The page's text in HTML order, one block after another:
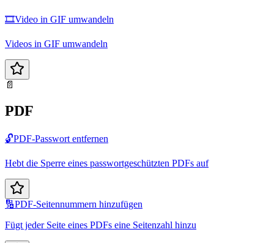
🎞️Video in GIF umwandeln
Videos in GIF umwandeln
📄
PDF
🔓PDF-Passwort entfernen
Hebt die Sperre eines passwortgeschützten PDFs auf
🔢PDF-Seitennummern hinzufügen
Fügt jeder Seite eines PDFs eine Seitenzahl hinzu